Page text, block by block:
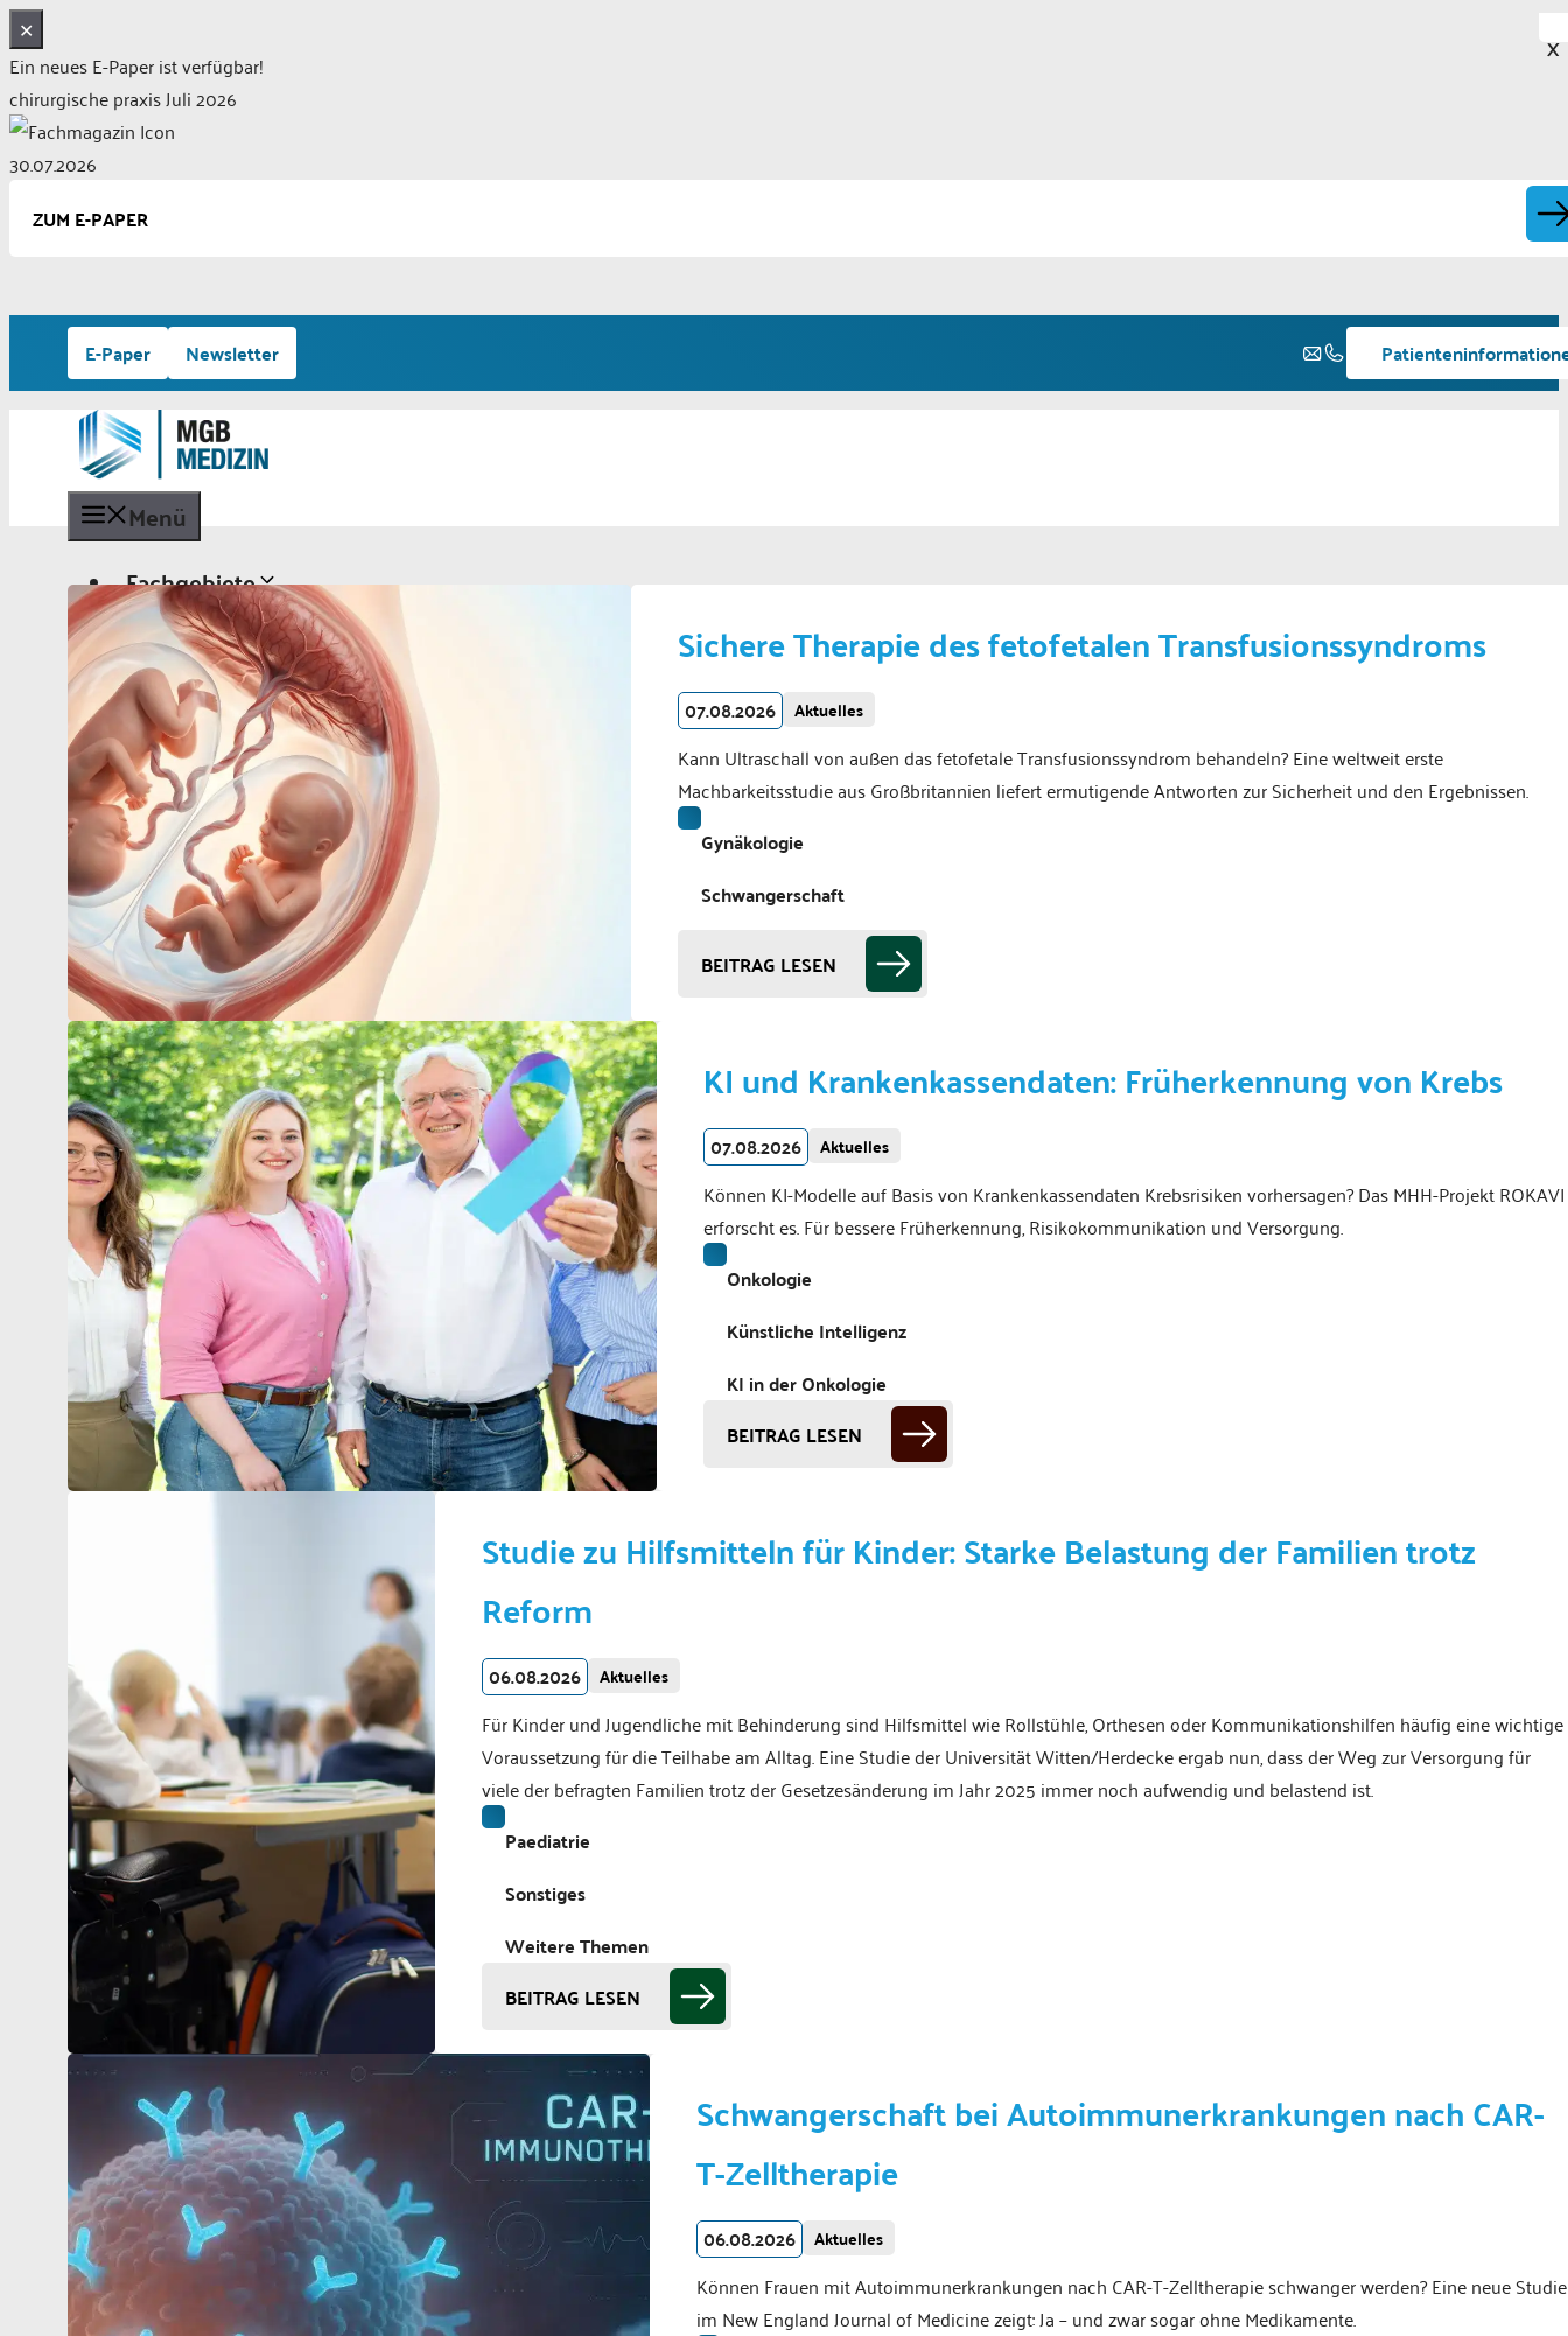
✕
Ein neues E-Paper ist verfügbar!
chirurgische praxis Juli 2026
30.07.2026
ZUM E-PAPER
springen
E-Paper Newsletter
Menü
Fachgebiete
Allgemeinmedizin
Chirurgie
Dermatologie
Diabetologie
Gynäkologie
Kardiologie
Neurologie und Psychiatrie
Onkologie
Ophthalmologie
Pädiatrie
Urologie
Aktuelles
Aktuelles
Berufspolitik
Personalia
Panorama
Service
Kongress
Literatur
Aus der Industrie
Videos
Podcast
Veranstaltungen
Zahlen | Daten | Fakten
Sichere Therapie des fetofetalen Transfusionssyndroms
07.08.2026 Aktuelles
Kann Ultraschall von außen das fetofetale Transfusionssyndrom behandeln? Eine weltweit erste
Machbarkeitsstudie aus Großbritannien liefert ermutigende Antworten zur Sicherheit und den Ergebnissen.
Gynäkologie
Schwangerschaft
BEITRAG LESEN
KI und Krankenkassendaten: Früherkennung von Krebs
07.08.2026 Aktuelles
Können KI-Modelle auf Basis von Krankenkassendaten Krebsrisiken vorhersagen? Das MHH-Projekt ROKAVI
erforscht es. Für bessere Früherkennung, Risikokommunikation und Versorgung.
Onkologie
Künstliche Intelligenz
KI in der Onkologie
BEITRAG LESEN
Studie zu Hilfsmitteln für Kinder: Starke Belastung der Familien trotz
Reform
06.08.2026 Aktuelles
Für Kinder und Jugendliche mit Behinderung sind Hilfsmittel wie Rollstühle, Orthesen oder Kommunikationshilfen häufig eine wichtige
Voraussetzung für die Teilhabe am Alltag. Eine Studie der Universität Witten/Herdecke ergab nun, dass der Weg zur Versorgung für
viele der befragten Familien trotz der Gesetzesänderung im Jahr 2025 immer noch aufwendig und belastend ist.
Paediatrie
Sonstiges
Weitere Themen
BEITRAG LESEN
Schwangerschaft bei Autoimmunerkrankungen nach CAR-
T-Zelltherapie
06.08.2026 Aktuelles
Können Frauen mit Autoimmunerkrankungen nach CAR-T-Zelltherapie schwanger werden? Eine neue Studie
im New England Journal of Medicine zeigt: Ja – und zwar sogar ohne Medikamente.
X